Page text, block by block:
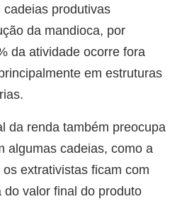
produtivas
da mandioca, por
da atividade ocorre fora
em estruturas
da renda também preocupa
algumas cadeias, como a
extrativistas ficam com
do valor final do produto